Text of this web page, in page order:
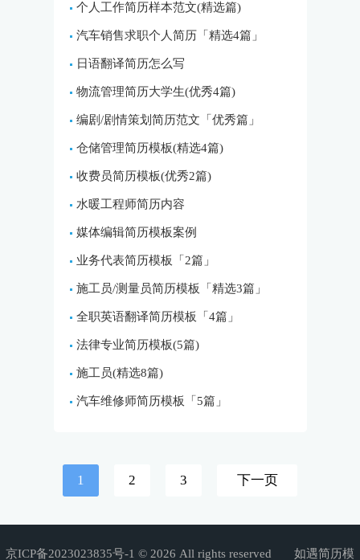
个人工作简历样本范文(精选篇)
汽车销售求职个人简历「精选4篇」
日语翻译简历怎么写
物流管理简历大学生(优秀4篇)
编剧/剧情策划简历范文「优秀篇」
仓储管理简历模板(精选4篇)
收费员简历模板(优秀2篇)
水暖工程师简历内容
媒体编辑简历模板案例
业务代表简历模板「2篇」
施工员/测量员简历模板「精选3篇」
全职英语翻译简历模板「4篇」
法律专业简历模板(5篇)
施工员(精选8篇)
汽车维修师简历模板「5篇」
1 2 3 下一页
京ICP备2023023835号-1 © 2026 All rights reserved 如遇简历模